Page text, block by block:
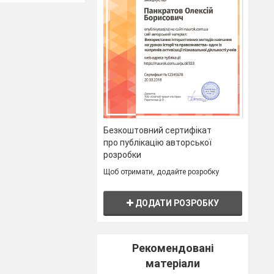
Безкоштовний сертифікат
про публікацію авторської
розробки
Щоб отримати, додайте розробку
ДОДАТИ РОЗРОБКУ
Рекомендовані
матеріали